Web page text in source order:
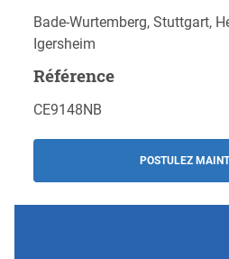
Bade-Wurtemberg, Stuttgart,
Igersheim
Référence
CE9148NB
POSTULEZ